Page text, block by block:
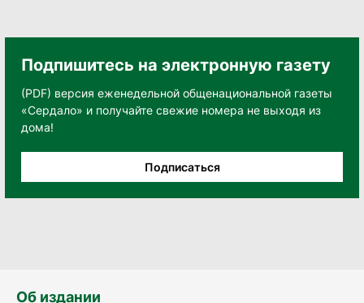
Подпишитесь на электронную газету
(PDF) версия еженедельной общенациональной газеты
«Сердало» и получайте свежие номера не выходя из
дома!
Подписаться
Об издании